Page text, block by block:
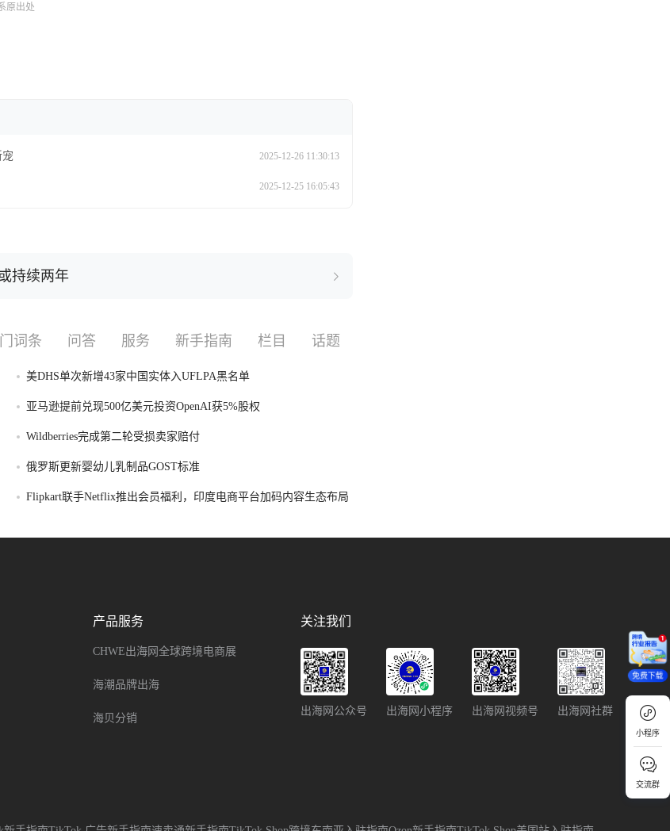
原出处
2025-12-26 11:30:13
2025-12-25 16:05:43
持续两年
词条 问答 服务 新手指南 栏目 话题
美DHS单次新增43家中国实体入UFLPA黑名单
亚马逊提前兑现500亿美元投资OpenAI获5%股权
Wildberries完成第二轮受损卖家赔付
俄罗斯更新婴幼儿乳制品GOST标准
Flipkart联手Netflix推出会员福利，印度电商平台加码内容生态布局
免费下载
小程序
交流群
产品服务
CHWE出海网全球跨境电商展
海潮品牌出海
海贝分销
关注我们
出海网公众号 出海网小程序 出海网视频号 出海网社群